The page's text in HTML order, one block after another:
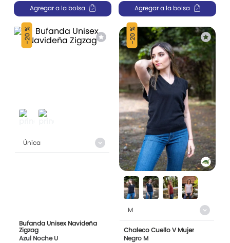
Agregar a la bolsa Agregar a la bolsa
-
20 %
Única
Bufanda Unisex Navideña
Zigzag
Azul Noche U
-
20 %
M
Chaleco Cuello V Mujer
Negro M